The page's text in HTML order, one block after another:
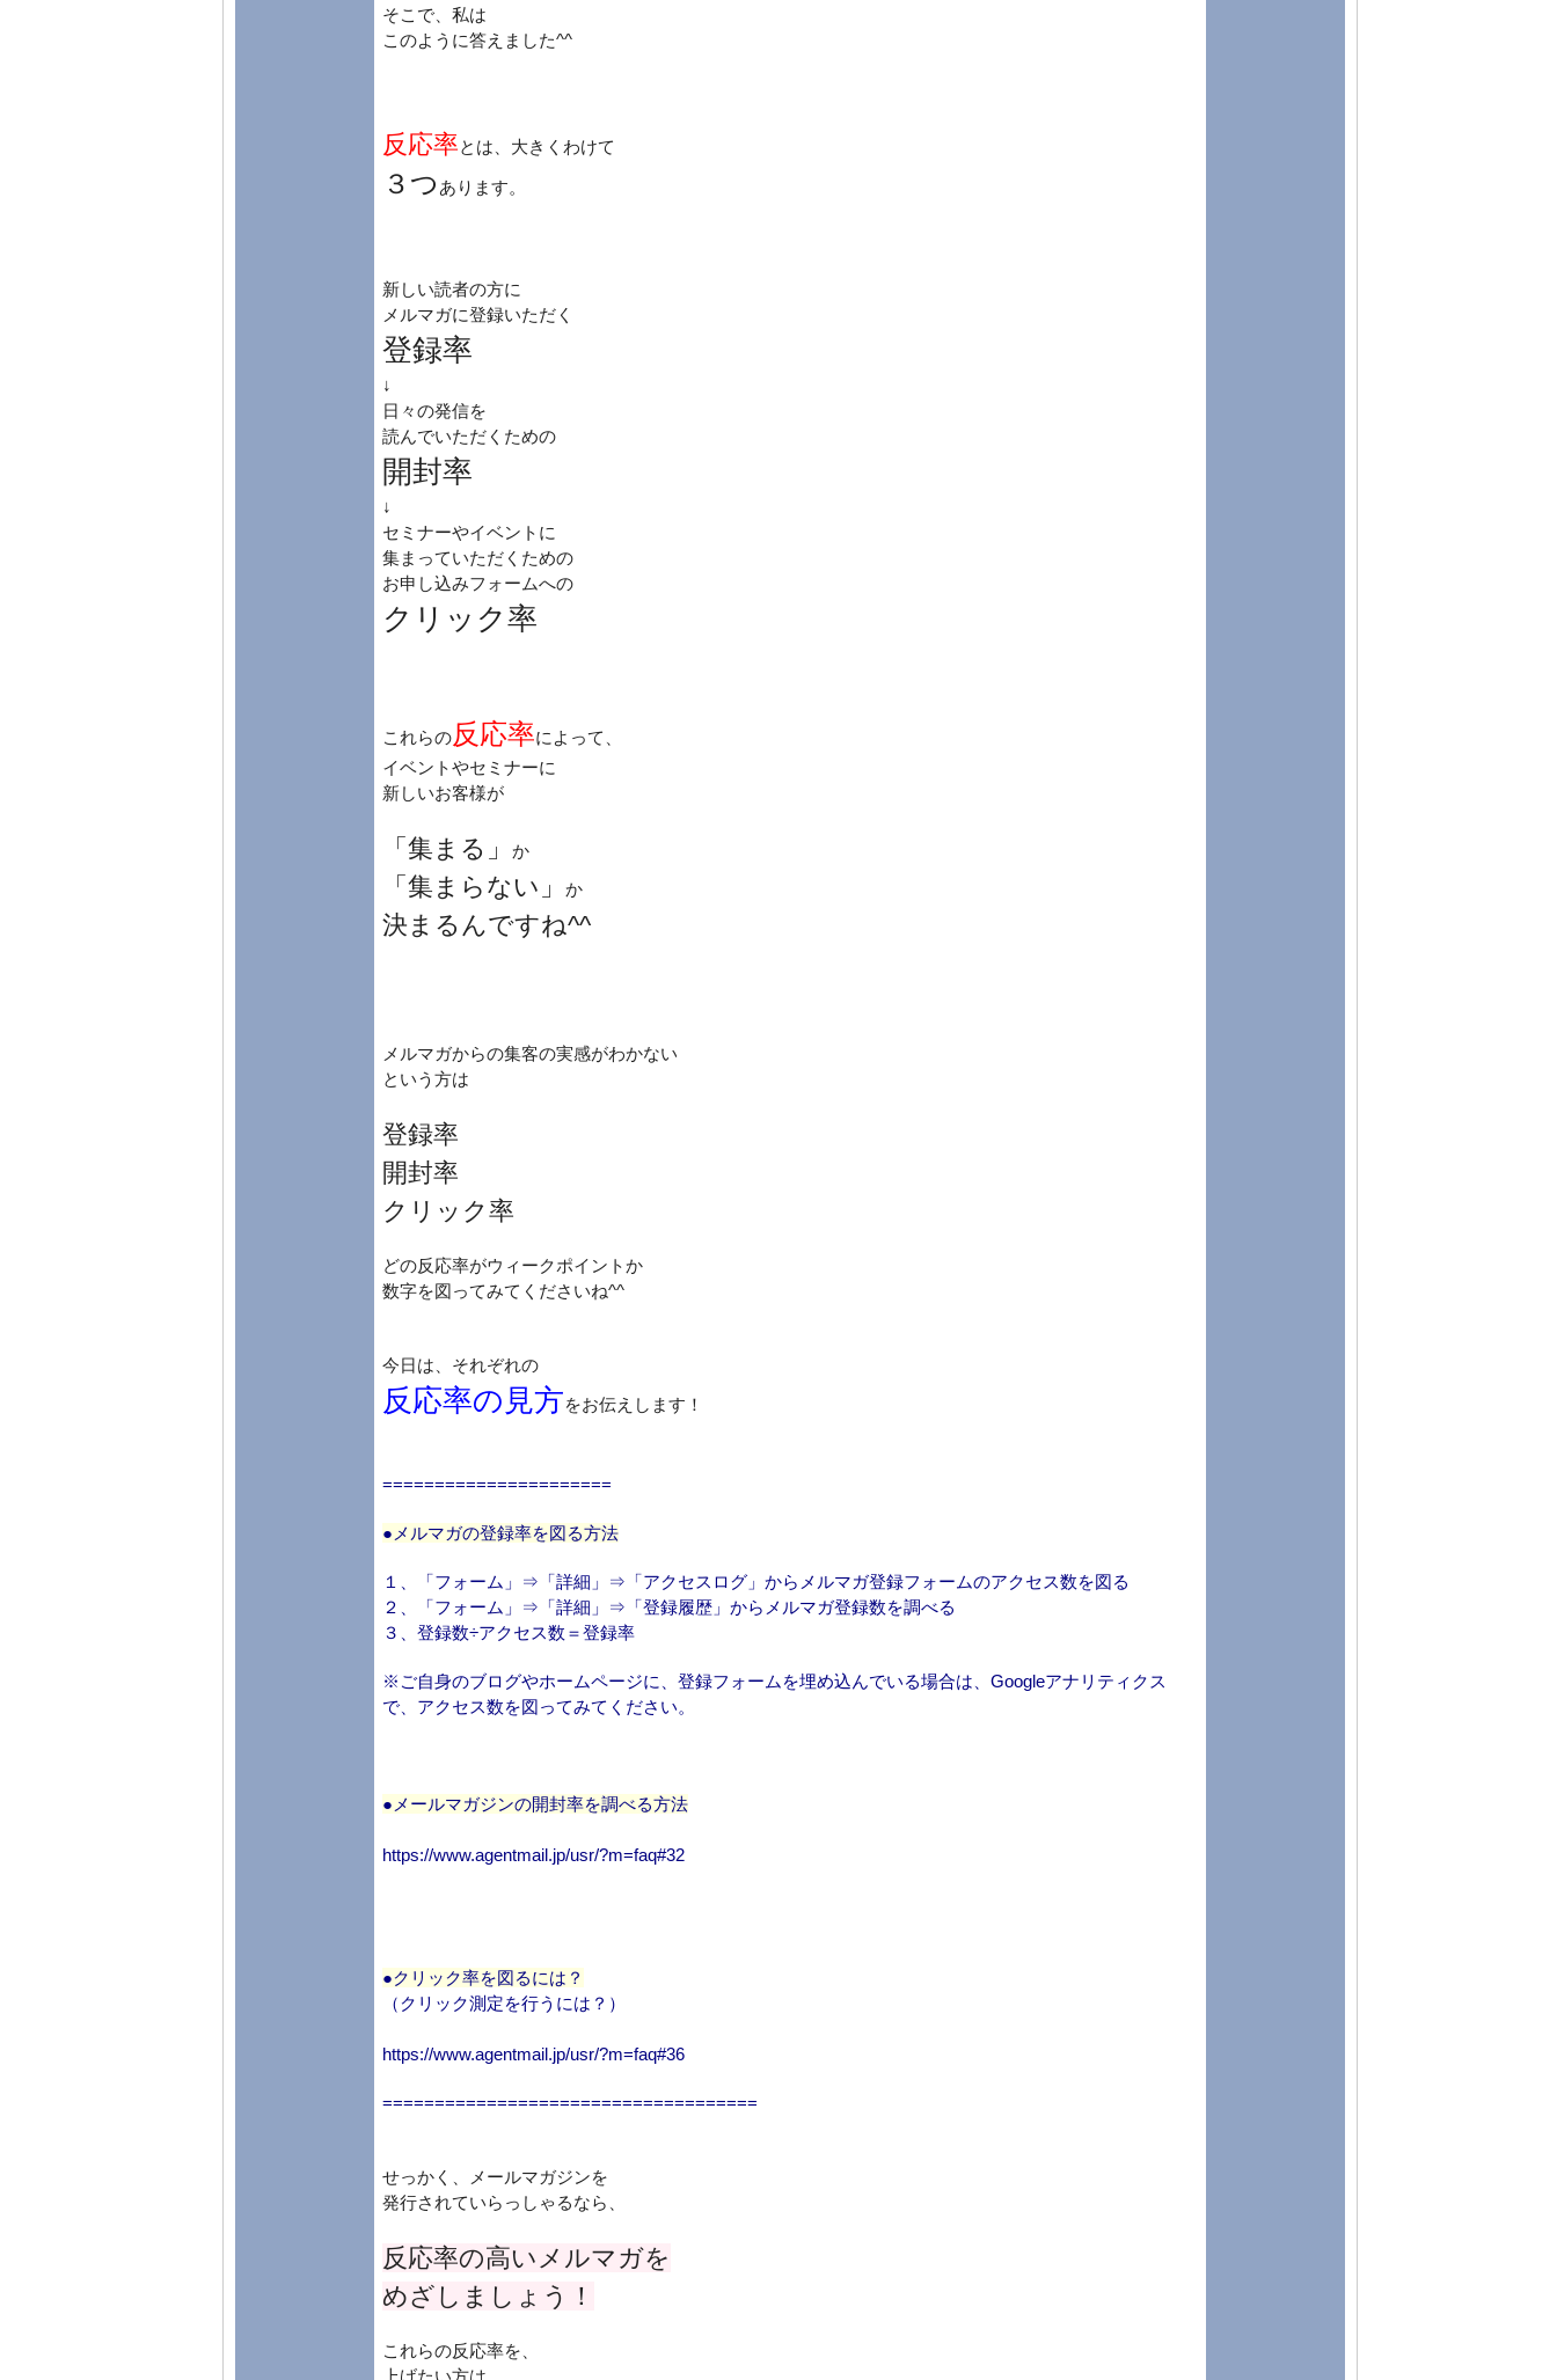
そこで、私は
このように答えました^^
反応率とは、大きくわけて
３つ あります。
新しい読者の方に
メルマガに登録いただく
登録率
↓
日々の発信を
読んでいただくための
開封率
↓
セミナーやイベントに
集まっていただくための
お申し込みフォームへの
クリック率
これらの反応率によって、
イベントやセミナーに
新しいお客様が
「集まる」 か
「集まらない」 か
決まるんですね^^
メルマガからの集客の実感がわかない
という方は
登録率
開封率
クリック率
どの反応率がウィークポイントか
数字を図ってみてくださいね^^
今日は、それぞれの
反応率の見方をお伝えします！
======================
●メルマガの登録率を図る方法
１、「フォーム」⇒「詳細」⇒「アクセスログ」からメルマガ登録フォームのアクセス数を図る
２、「フォーム」⇒「詳細」⇒「登録履歴」からメルマガ登録数を調べる
３、登録数÷アクセス数＝登録率
※ご自身のブログやホームページに、登録フォームを埋め込んでいる場合は、Googleアナリティクス
で、アクセス数を図ってみてください。
●メールマガジンの開封率を調べる方法
https://www.agentmail.jp/usr/?m=faq#32
●クリック率を図るには？
（クリック測定を行うには？）
https://www.agentmail.jp/usr/?m=faq#36
====================================
せっかく、メールマガジンを
発行されていらっしゃるなら、
反応率の高いメルマガを
めざしましょう！
これらの反応率を、
上げたい方は、